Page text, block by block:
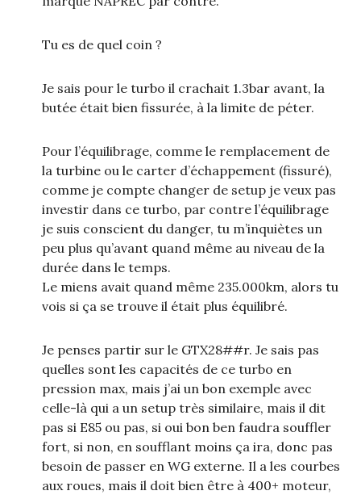
Tu es de quel coin ?
Je sais pour le turbo il crachait 1.3bar avant, la
butée était bien fissurée, à la limite de péter.
Pour l’équilibrage, comme le remplacement de
la turbine ou le carter d’échappement (fissuré),
comme je compte changer de setup je veux pas
investir dans ce turbo, par contre l’équilibrage
je suis conscient du danger, tu m’inquiètes un
peu plus qu’avant quand même au niveau de la
durée dans le temps.
Le miens avait quand même 235.000km, alors tu
vois si ça se trouve il était plus équilibré.
Je penses partir sur le GTX28##r. Je sais pas
quelles sont les capacités de ce turbo en
pression max, mais j’ai un bon exemple avec
celle-là qui a un setup très similaire, mais il dit
pas si E85 ou pas, si oui bon ben faudra souffler
fort, si non, en soufflant moins ça ira, donc pas
besoin de passer en WG externe. Il a les courbes
aux roues, mais il doit bien être à 400+ moteur,